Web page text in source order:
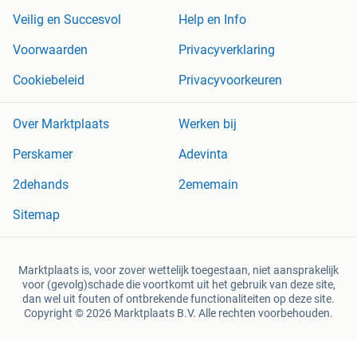
Veilig en Succesvol
Help en Info
Voorwaarden
Privacyverklaring
Cookiebeleid
Privacyvoorkeuren
Over Marktplaats
Werken bij
Perskamer
Adevinta
2dehands
2ememain
Sitemap
Marktplaats is, voor zover wettelijk toegestaan, niet aansprakelijk
voor (gevolg)schade die voortkomt uit het gebruik van deze site,
dan wel uit fouten of ontbrekende functionaliteiten op deze site.
Copyright © 2026 Marktplaats B.V. Alle rechten voorbehouden.